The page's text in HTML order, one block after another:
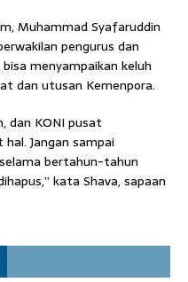
Muhammad Syafaruddin
pengurus dan
menyampaikan keluh
dan utusan Kemenpora.
dan KONI pusat
Jangan sampai
bertahun-tahun
kata Shava, sapaan